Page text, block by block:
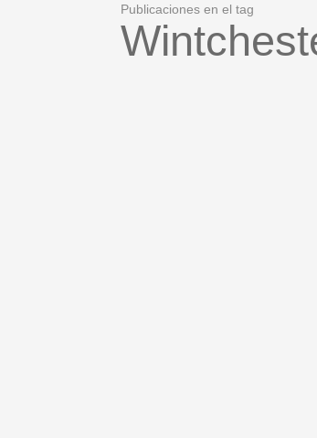
Publicaciones en el tag